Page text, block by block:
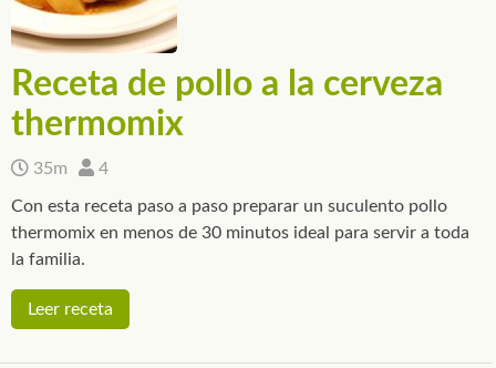
Receta de pollo a la cerveza
thermomix
35m 4
Con esta receta paso a paso preparar un suculento pollo
thermomix en menos de 30 minutos ideal para servir a toda
la familia.
Leer receta